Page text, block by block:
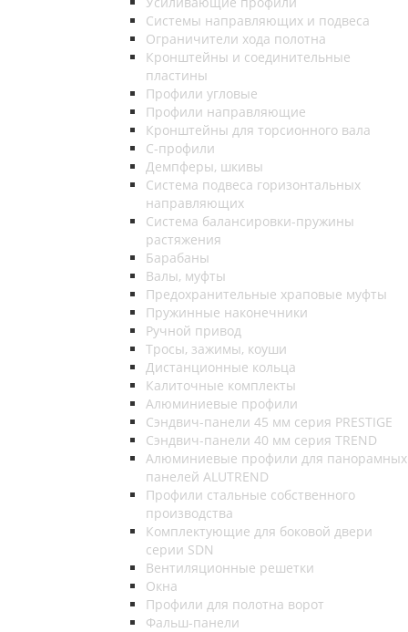
Системы направляющих и подвеса
Ограничители хода полотна
Кронштейны и соединительные
пластины
Профили угловые
Профили направляющие
Кронштейны для торсионного вала
С-профили
Демпферы, шкивы
Система подвеса горизонтальных
направляющих
Система балансировки-пружины
растяжения
Барабаны
Валы, муфты
Предохранительные храповые муфты
Пружинные наконечники
Ручной привод
Тросы, зажимы, коуши
Дистанционные кольца
Калиточные комплекты
Алюминиевые профили
Сэндвич-панели 45 мм серия PRESTIGE
Сэндвич-панели 40 мм серия TREND
Алюминиевые профили для панорамных
панелей ALUTREND
Профили стальные собственного
производства
Комплектующие для боковой двери
серии SDN
Вентиляционные решетки
Окна
Профили для полотна ворот
Фальш-панели